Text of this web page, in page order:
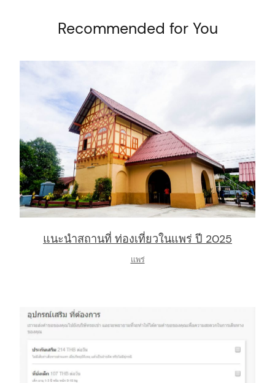
Recommended for You
แนะนำสถานที่ ท่องเที่ยวในแพร่ ปี 2025
แพร่